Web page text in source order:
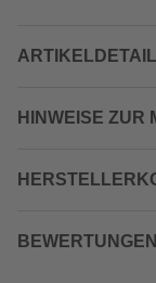
HINWEISE ZUR
BEWERTUNGEN